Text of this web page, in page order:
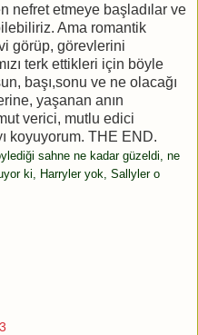
nefret etmeye başladılar ve
Ama romantik
görüp, görevlerini
terk ettikleri için böyle
başı,sonu ve ne olacağı
yaşanan anın
verici, mutlu edici
koyuyorum. THE END.
sahne ne kadar güzeldi, ne
ki, Harryler yok, Sallyler o